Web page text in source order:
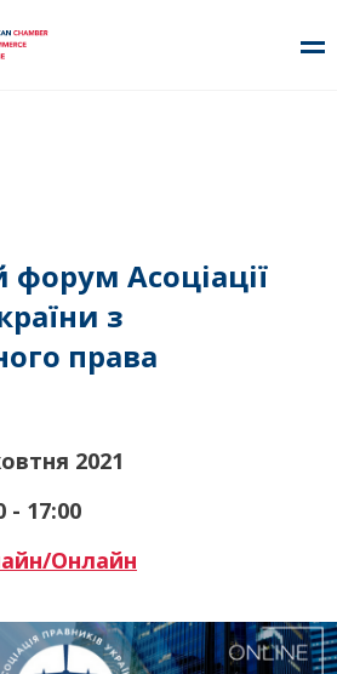
Асоціації
з
права
2021
- 17:00
Онлайн